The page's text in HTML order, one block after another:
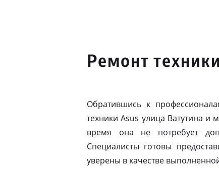
Ремонт
Обратившись к
техники Asus улица Ватутина
время она не потребует
Специалисты готовы
уверены в качестве